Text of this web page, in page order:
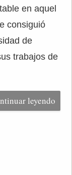
en aquel
consiguió
de
trabajos de
leyendo